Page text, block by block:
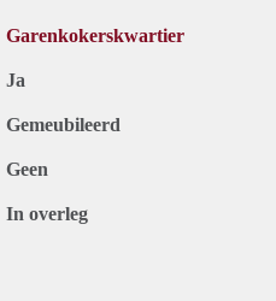
Garenkokerskwartier
Ja
Gemeubileerd
Geen
In overleg